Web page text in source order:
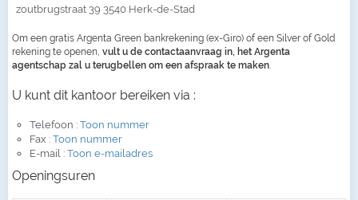
zoutbrugstraat 39 3540 Herk-de-Stad
Om een gratis Argenta Green bankrekening (ex-Giro) of een Silver of Gold
rekening te openen, vult u de contactaanvraag in, het Argenta
agentschap zal u terugbellen om een afspraak te maken
U kunt dit kantoor bereiken via :
Telefoon : Toon nummer
Fax : Toon nummer
E-mail : Toon e-mailadres
Openingsuren